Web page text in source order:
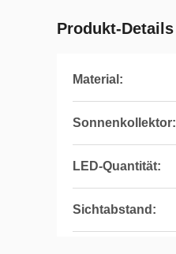
Produkt-Details
Material:
Sonnenkollektor:
LED-Quantität:
Sichtabstand: